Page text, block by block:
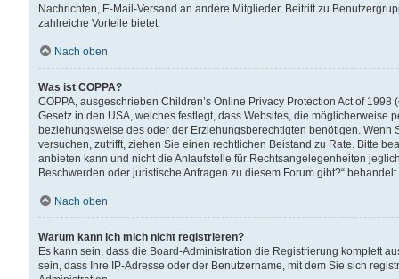
Nachrichten, E-Mail-Versand an andere Mitglieder, Beitritt zu
zahlreiche Vorteile bietet.
Nach oben
Was ist COPPA?
COPPA, ausgeschrieben Children’s Online Privacy Protection Act of
Gesetz in den USA, welches festlegt, dass Websites, die
beziehungsweise des oder der Erziehungsberechtigten benötigen.
versuchen, zutrifft, ziehen Sie einen rechtlichen Beistand zu Rate. Bitte
anbieten kann und nicht die Anlaufstelle für Rechtsangelegenheiten
Beschwerden oder juristische Anfragen zu diesem Forum gibt?“
Nach oben
Warum kann ich mich nicht registrieren?
Es kann sein, dass die Board-Administration die Registrierung komplett
sein, dass Ihre IP-Adresse oder der Benutzername, mit dem Sie sich